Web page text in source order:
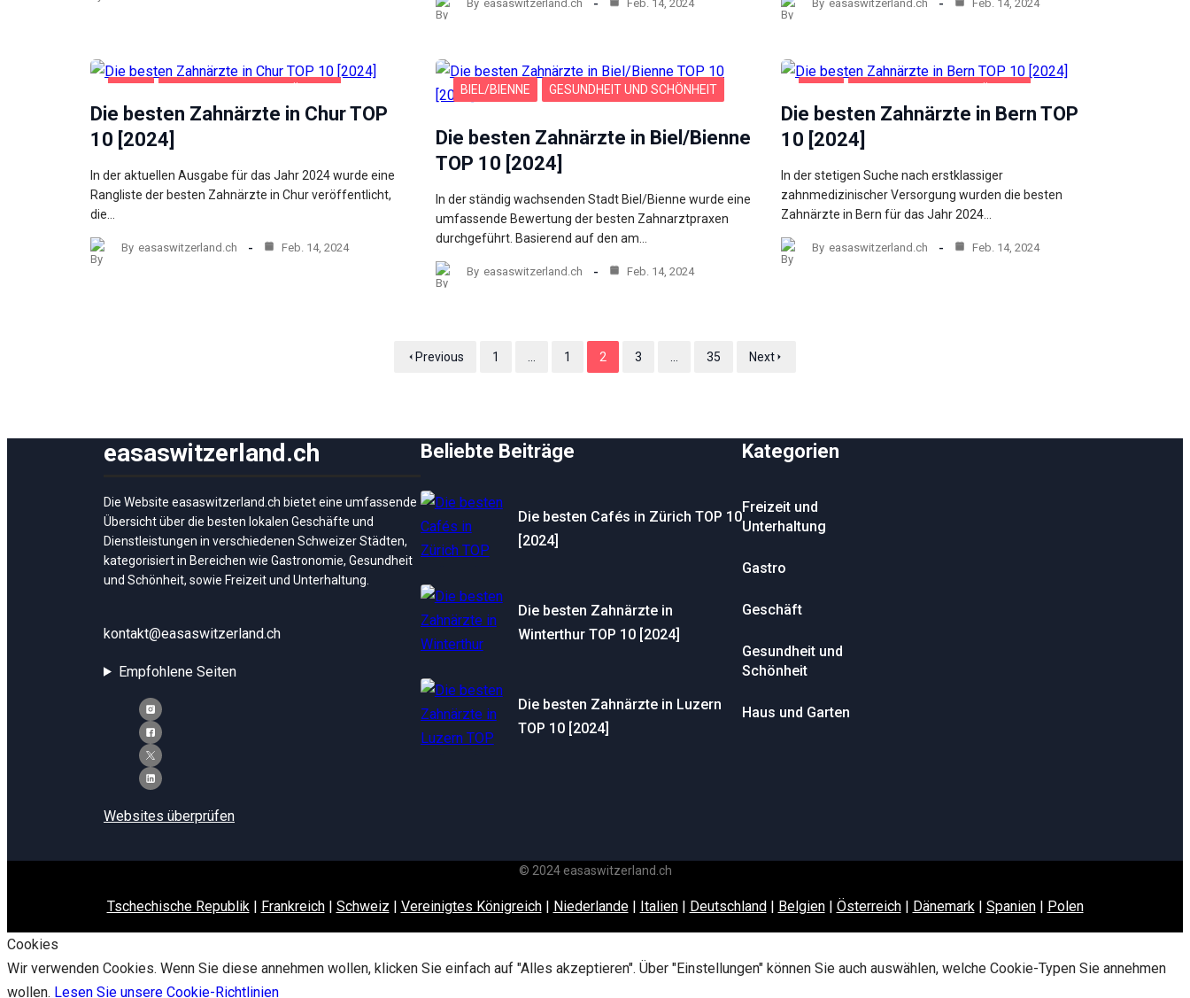
By easaswitzerland.ch Feb. 14, 2024 By easaswitzerland.ch Feb. 14, 2024
Die besten Zahnärzte in Chur TOP
10 [2024]
In der aktuellen Ausgabe für das Jahr 2024 wurde eine
Rangliste der besten Zahnärzte in Chur veröffentlicht,
die…
By easaswitzerland.ch Feb. 14, 2024
BIEL/BIENNE GESUNDHEIT UND SCHÖNHEIT
Die besten Zahnärzte in Biel/Bienne
TOP 10 [2024]
In der ständig wachsenden Stadt Biel/Bienne wurde eine
umfassende Bewertung der besten Zahnarztpraxen
durchgeführt. Basierend auf den am…
By easaswitzerland.ch Feb. 14, 2024
Die besten Zahnärzte in Bern TOP
10 [2024]
In der stetigen Suche nach erstklassiger
zahnmedizinischer Versorgung wurden die besten
Zahnärzte in Bern für das Jahr 2024…
By easaswitzerland.ch Feb. 14, 2024
Previous 1 1 2 3 35 Next
easaswitzerland.ch
Die Website easaswitzerland.ch bietet eine umfassende
Übersicht über die besten lokalen Geschäfte und
Dienstleistungen in verschiedenen Schweizer Städten,
kategorisiert in Bereichen wie Gastronomie, Gesundheit
und Schönheit, sowie Freizeit und Unterhaltung.
kontakt@easaswitzerland.ch
Empfohlene Seiten
Websites überprüfen
Beliebte Beiträge
Die besten Cafés in Zürich TOP 10
[2024]
Die besten Zahnärzte in
Winterthur TOP 10 [2024]
Die besten Zahnärzte in Luzern
TOP 10 [2024]
Kategorien
Freizeit und
Unterhaltung
Gastro
Geschäft
Gesundheit und
Schönheit
Haus und Garten
© 2024 easaswitzerland.ch
Tschechische Republik | Frankreich| Schweiz | Vereinigtes Königreich| Niederlande| Italien| Deutschland| Belgien| Österreich| Dänemark | Spanien| Polen
Cookies
Wir verwenden Cookies. Wenn Sie diese annehmen wollen, klicken Sie einfach auf "Alles akzeptieren". Über "Einstellungen" können Sie auch auswählen, welche Cookie-Typen Sie annehmen
wollen. Lesen Sie unsere Cookie-Richtlinien